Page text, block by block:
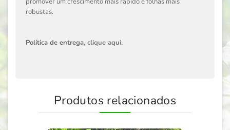
robustas.
Política de entrega, clique aqui.
Produtos relacionados